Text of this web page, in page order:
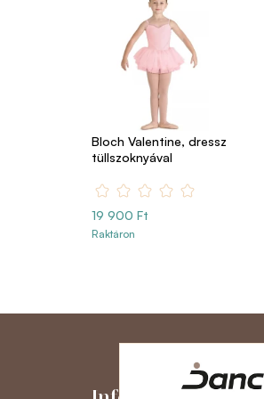
Bloch Valentine, dressz
tüllszoknyával
19 900 Ft
Raktáron